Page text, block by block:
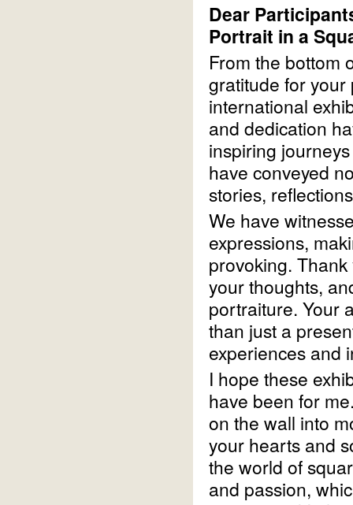
Dear
Portrait in a
From the bottom
gratitude for
international
and dedication
inspiring
have conveyed
stories,
We have
expressions,
provoking.
your thoughts,
portraiture. Your
than just a
experiences and
I hope these
have been for
on the wall into
your hearts and
the world of
and passion,